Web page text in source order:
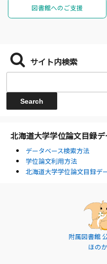
図書館へのご支援
サイト内検索
北海道大学学位論文目録
データベース検索方法
学位論文利用方法
北海道大学学位論文目録デ
附属図書館
ほの